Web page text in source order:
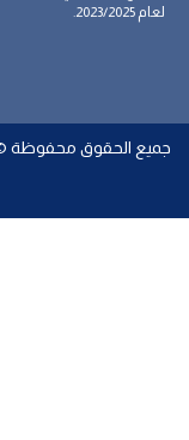
لعام 2023/2025.
جميع الحقوق محفوظة